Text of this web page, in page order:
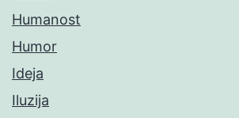
Humanost
Humor
Ideja
Iluzija